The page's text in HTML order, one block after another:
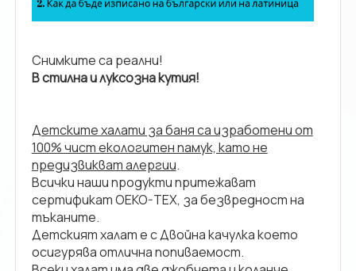
Снимките са реални!
В стилна и луксозна кутия!
Детските халати за баня са изработени от
100% чист екологитен памук, като не
предизвикват алергии.
Всички наши продукти притежават
сертификат OEKO-TEX, за безвредност на
тъканите.
Детският халат е с Двойна качулка което
осигурява отлична попиваемост.